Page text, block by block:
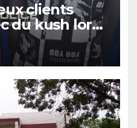
clients
du kush lors
police dans